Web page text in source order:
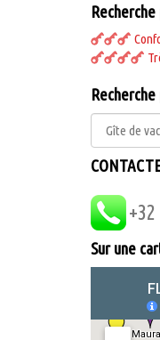
Sur une